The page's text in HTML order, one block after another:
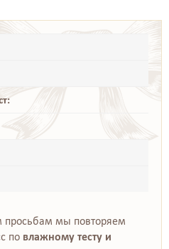
просьбам мы повторяем
по влажному тесту и